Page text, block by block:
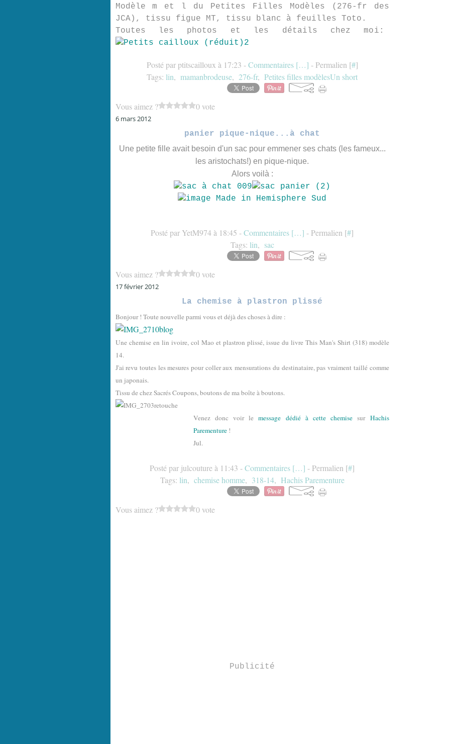
Modèle m et l du Petites Filles Modèles (276-fr des
JCA), tissu figue MT, tissu blanc à feuilles Toto.
Toutes les photos et les détails chez moi:
Posté par ptitscailloux à 17:23 -Commentaires […] - Permalien [#]
Tags: lin, mamanbrodeuse, 276-fr, Petites filles modèlesUn short
Vous aimez ? 0 vote
6 mars 2012
panier pique-nique...à chat
Une petite fille avait besoin d'un sac pour emmener ses chats (les fameux...
les aristochats!) en pique-nique.
Alors voilà :
Posté par YetM974 à 18:45 -Commentaires […] - Permalien [#]
Tags: lin, sac
Vous aimez ? 0 vote
17 février 2012
La chemise à plastron plissé
Bonjour ! Toute nouvelle parmi vous et déjà des choses à dire :
Une chemise en lin ivoire, col Mao et plastron plissé, issue du livre This Man's Shirt (318) modèle
14.
J'ai revu toutes les mesures pour coller aux mensurations du destinataire, pas vraiment taillé comme
un japonais.
Tissu de chez Sacrés Coupons, boutons de ma boîte à boutons.
Venez donc voir lemessage dédié à cette chemise sur Hachis
Parementure!
Jul.
Posté par julcouture à 11:43 -Commentaires […] - Permalien [#]
Tags: lin, chemise homme, 318-14, Hachis Parementure
Vous aimez ? 0 vote
Publicité